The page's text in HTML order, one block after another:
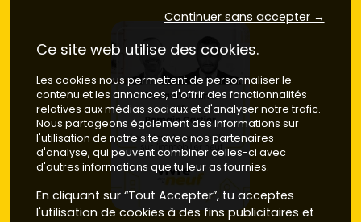
Continuer sans accepter →
Ce site web utilise des cookies.
Les cookies nous permettent de personnaliser le
contenu et les annonces, d'offrir des fonctionnalités
relatives aux médias sociaux et d'analyser notre trafic.
Nous partageons également des informations sur
l'utilisation de notre site avec nos partenaires
d'analyse, qui peuvent combiner celles-ci avec
d'autres informations que tu leur as fournies.
En cliquant sur “Tout Accepter”, tu acceptes
l'utilisation de cookies à des fins publicitaires et